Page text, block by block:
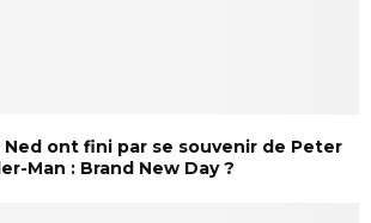
Ned ont fini par se souvenir de Peter
Man : Brand New Day ?